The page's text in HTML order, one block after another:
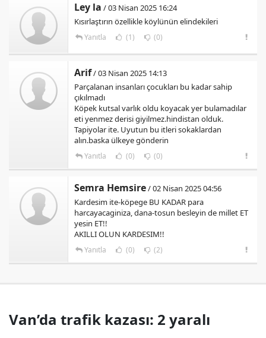
Ley la / 03 Nisan 2025 16:24
Kısırlaştırın özellikle köylünün elindekileri
Yanıtla (1) (0)
Arif/ 03 Nisan 2025 14:13
Parçalanan insanları çocukları bu kadar sahip
çıkılmadı
Köpek kutsal varlık oldu koyacak yer bulamadılar
eti yenmez derisi giyilmez.hindistan olduk.
Tapiyolar ite. Uyutun bu itleri sokaklardan
alın.baska ülkeye gönderin
Yanıtla (0) (0)
Semra Hemsire/ 02 Nisan 2025 04:56
Kardesim ite-köpege BU KADAR para
harcayacaginiza, dana-tosun besleyin de millet ET
yesin ET!!
AKILLI OLUN KARDESIM!!
Yanıtla (0) (2)
Van’da trafik kazası: 2 yaralı